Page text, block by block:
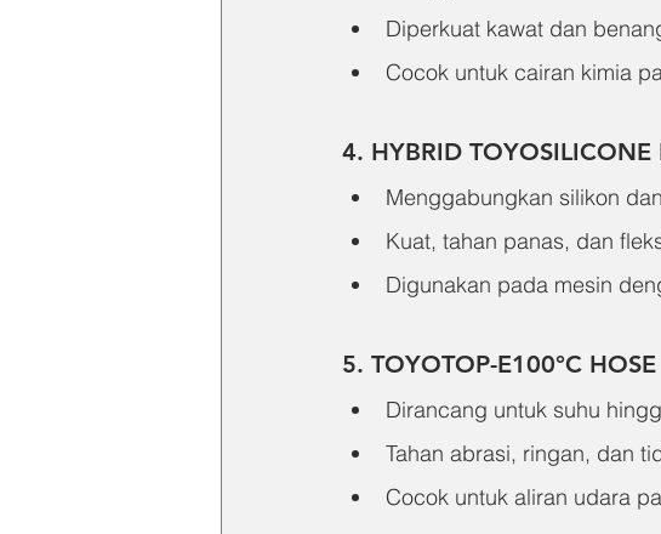
Diperkuat kawat dan
Cocok untuk cairan kimia
4. HYBRID TOYOSILICONE
Menggabungkan silikon
Kuat, tahan panas, dan
Digunakan pada mesin
5. TOYOTOP-E100°C HOSE
Dirancang untuk suhu
Tahan abrasi, ringan, dan
Cocok untuk aliran udara